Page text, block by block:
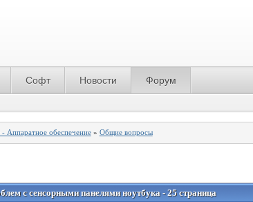
Софт Новости Форум
Аппаратное обеспечение» Общие вопросы
с сенсорными панелями ноутбука - 25 страница